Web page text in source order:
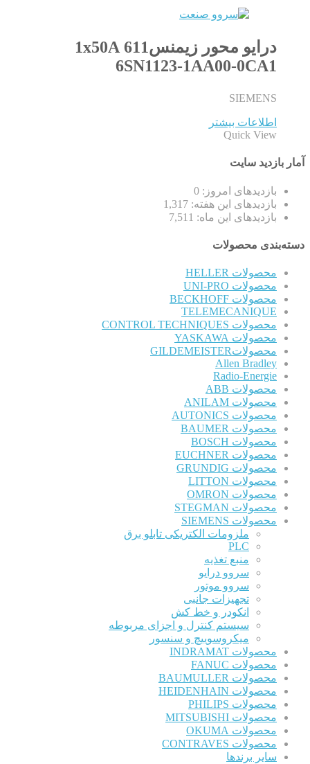
درایو محور زیمنس611 1x50A
6SN1123-1AA00-0CA1
SIEMENS
اطلاعات بیشتر
Quick View
آمار بازدید سایت
بازدیدهای امروز: 0
بازدیدهای این هفته: 1,317
بازدیدهای این ماه: 7,511
دسته‌بندی محصولات
محصولات HELLER
محصولات UNI-PRO
محصولات BECKHOFF
TELEMECANIQUE
محصولات CONTROL TECHNIQUES
محصولات YASKAWA
محصولاتGILDEMEISTER
Allen Bradley
Radio-Energie
محصولات ABB
محصولات ANILAM
محصولات AUTONICS
محصولات BAUMER
محصولات BOSCH
محصولات EUCHNER
محصولات GRUNDIG
محصولات LITTON
محصولات OMRON
محصولات STEGMAN
محصولات SIEMENS
ملزومات الکتریکی تابلو برق
PLC
منبع تغذیه
سروو درایو
سروو موتور
تجهیزات جانبی
انکودر و خط کش
سیستم کنترل و اجزای مربوطه
میکروسوییچ و سنسور
محصولات INDRAMAT
محصولات FANUC
محصولات BAUMULLER
محصولات HEIDENHAIN
محصولات PHILIPS
محصولات MITSUBISHI
محصولات OKUMA
محصولات CONTRAVES
سایر برندها